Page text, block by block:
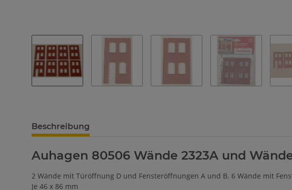
Beschreibung
Auhagen 80506 Wände 2323A und
2 Wände mit Türöffnung D und Fensteröffnungen A und B. 6 Wände mit
Je 46 x 86 mm